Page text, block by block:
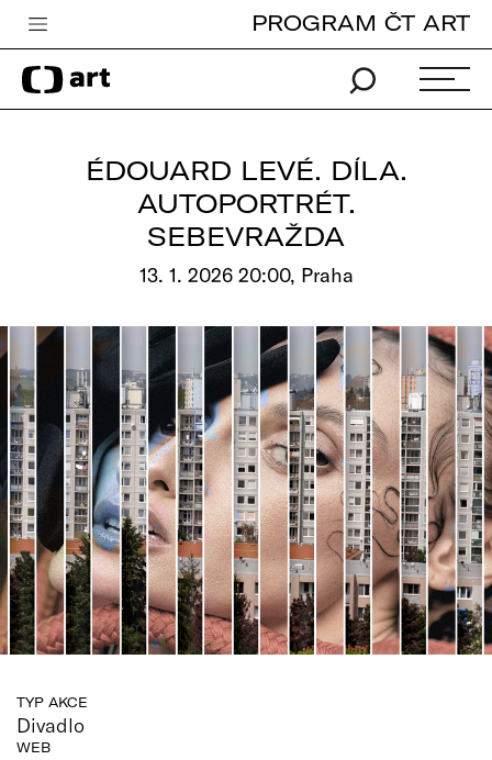
Česká televize
Zpravodajství
edu
Vše o ČT
PROGRAM ČT ART
ÉDOUARD LEVÉ. DÍLA.
AUTOPORTRÉT.
SEBEVRAŽDA
13. 1. 2026 20:00, Praha
TYP AKCE
Divadlo
WEB